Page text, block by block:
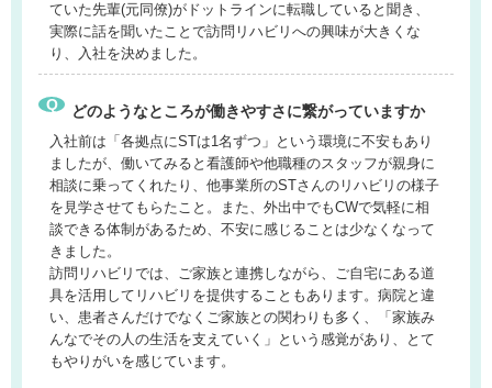
ていた先輩(元同僚)がドットラインに転職していると聞き、
実際に話を聞いたことで訪問リハビリへの興味が大きくな
り、入社を決めました。
どのようなところが働きやすさに繋がっていますか
入社前は「各拠点にSTは1名ずつ」という環境に不安もあり
ましたが、働いてみると看護師や他職種のスタッフが親身に
相談に乗ってくれたり、他事業所のSTさんのリハビリの様子
を見学させてもらたこと。また、外出中でもCWで気軽に相
談できる体制があるため、不安に感じることは少なくなって
きました。
訪問リハビリでは、ご家族と連携しながら、ご自宅にある道
具を活用してリハビリを提供することもあります。病院と違
い、患者さんだけでなくご家族との関わりも多く、「家族み
んなでその人の生活を支えていく」という感覚があり、とて
もやりがいを感じています。